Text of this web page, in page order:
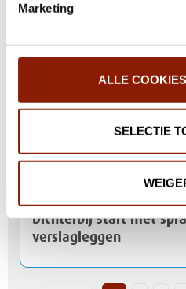
Marketing
ALLE
SELECTIE
Mijn Eigen Plan: van
andere manier van
Meer mogelijkheden
binnen Dichterbij en
Dichterbij start met
verslagleggen